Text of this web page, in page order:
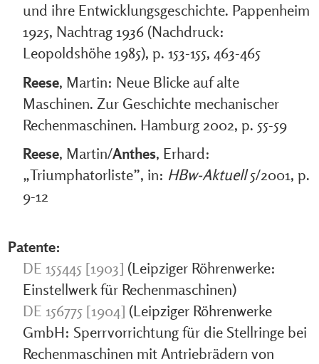
und ihre Entwicklungsgeschichte. Pappenheim
1925, Nachtrag 1936 (Nachdruck:
Leopoldshöhe 1985), p. 153-155, 463-465
Reese, Martin: Neue Blicke auf alte
Maschinen. Zur Geschichte mechanischer
Rechenmaschinen. Hamburg 2002, p. 55-59
Reese, Martin/Anthes, Erhard:
„Triumphatorliste”, in: HBw-Aktuell5/2001, p.
9-12
Patente:
DE 155445 [1903] (Leipziger Röhrenwerke:
Einstellwerk für Rechenmaschinen)
DE 156775 [1904] (Leipziger Röhrenwerke
GmbH: Sperrvorrichtung für die Stellringe bei
Rechenmaschinen mit Antriebrädern von